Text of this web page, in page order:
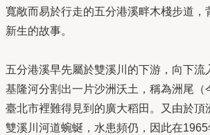
寬敞而易於行走的五分港溪畔木棧步道，
新生的故事。
五分港溪早先屬於雙溪川的下游，向下流
基隆河分割出一片沙洲沃土，稱為洲尾（
臺北市裡難得見到的廣大稻田。又由於頂
雙溪川河道蜿蜒，水患頻仍，因此在